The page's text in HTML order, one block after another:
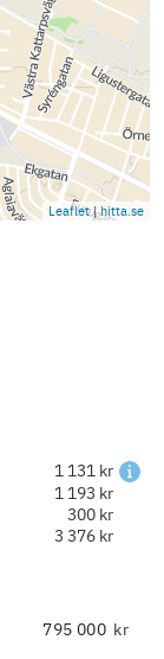
Leaflet | hitta.se
1 131 kr
1 193 kr
300 kr
3 376 kr
kr